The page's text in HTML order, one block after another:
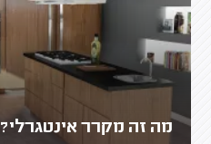
מה זה מקרר אינטגרלי?